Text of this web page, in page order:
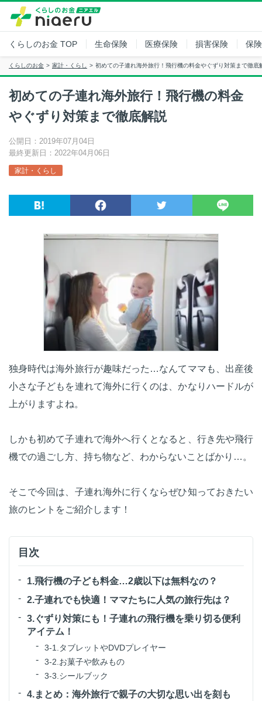
くらしのお金 TOP 生命保険 医療保険 損害保険 保
くらしのお金 家計・くらし 初めての子連れ海外旅行！飛行機の料金やぐずり対策まで徹底
初めての子連れ海外旅行！飛行機の料金
やぐずり対策まで徹底解説
公開日：2019年07月04日
最終更新日：2022年04月06日
家計・くらし
独身時代は海外旅行が趣味だった…なんてママも、出産後
小さな子どもを連れて海外に行くのは、かなりハードルが
上がりますよね。
しかも初めて子連れで海外へ行くとなると、行き先や飛行
機での過ごし方、持ち物など、わからないことばかり…。
そこで今回は、子連れ海外に行くならぜひ知っておきたい
旅のヒントをご紹介します！
目次
1.飛行機の子ども料金…2歳以下は無料なの？
2.子連れでも快適！ママたちに人気の旅行先は？
3.ぐずり対策にも！子連れの飛行機を乗り切る便利
アイテム！
3-1.タブレットやDVDプレイヤー
3-2.お菓子や飲みもの
3-3.シールブック
4.まとめ：海外旅行で親子の大切な思い出を刻も